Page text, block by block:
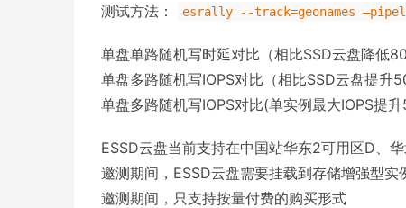
测试方法：
esrally --track=geonames
单盘单路随机写时延对比（相比SSD云盘降低
单盘多路随机写IOPS对比（相比SSD云盘提升
单盘多路随机写IOPS对比(单实例最大IOPS提升
ESSD云盘当前支持在中国站华东2可用区D、
邀测期间，ESSD云盘需要挂载到存储增强型
邀测期间，只支持按量付费的购买形式